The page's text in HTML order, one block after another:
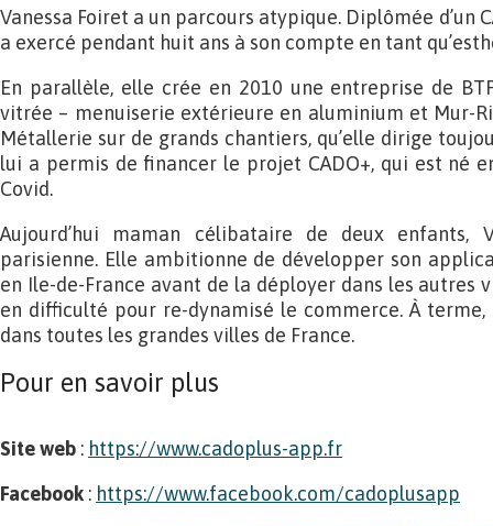
Vanessa Foiret a un parcours atypique. Diplômée d’un
a exercé pendant huit ans à son compte en tant
En parallèle, elle crée en 2010 une entreprise de
vitrée – menuiserie extérieure en aluminium et Mur-
Métallerie sur de grands chantiers, qu’elle dirige
lui a permis de financer le projet CADO+, qui est né
Covid.
Aujourd’hui maman célibataire de deux enfants,
parisienne. Elle ambitionne de développer son
en Ile-de-France avant de la déployer dans les autres
en difficulté pour re-dynamisé le commerce. À
dans toutes les grandes villes de France.
Pour en savoir plus
Site web : https://www.cadoplus-app.fr
Facebook : https://www.facebook.com/cadoplusapp